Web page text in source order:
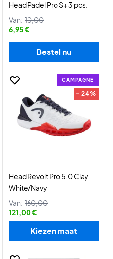
Head Padel Pro S+ 3 pcs.
Van: 10,00
6,95 €
Bestel nu
CAMPAGNE
- 24%
Head Revolt Pro 5.0 Clay
White/Navy
Van: 160,00
121,00 €
Kiezen maat